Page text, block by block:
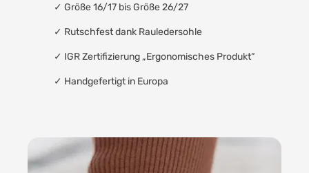
✓ Größe 16/17 bis Größe 26/27
✓ Rutschfest dank Rauledersohle
✓ IGR Zertifizierung „Ergonomisches Produkt“
✓ Handgefertigt in Europa